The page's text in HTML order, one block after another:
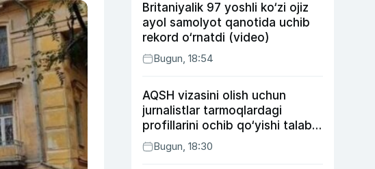
Britaniyalik 97 yoshli ko‘zi ojiz
ayol samolyot qanotida uchib
rekord o‘rnatdi (video)
Bugun, 18:54
AQSH vizasini olish uchun
jurnalistlar tarmoqlardagi
profillarini ochib qo‘yishi talab
etilishi mumkin
Bugun, 18:30